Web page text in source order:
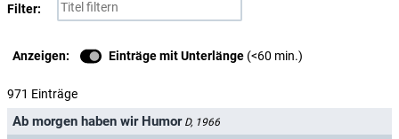
Filter:
Anzeigen: Einträge mit Unterlänge (<60 min.)
971 Einträge
Ab morgen haben wir Humor D, 1966